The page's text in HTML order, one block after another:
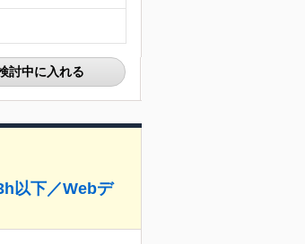
討中に入れる
以下／Webデ